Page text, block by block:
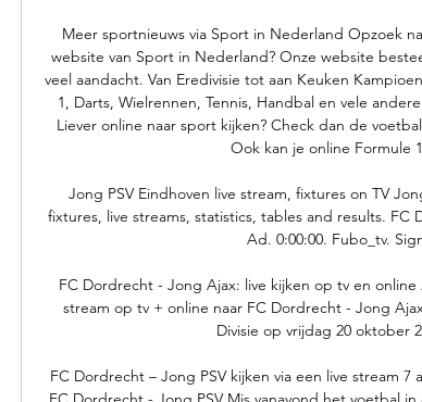
Meer sportnieuws via Sport in Nederland Opzoek
website van Sport in Nederland? Onze website
veel aandacht. Van Eredivisie tot aan Keuken
1, Darts, Wielrennen, Tennis, Handbal en vele
Liever online naar sport kijken? Check dan de
Ook kan je online Formule
Jong PSV Eindhoven live stream, fixtures on TV
fixtures, live streams, statistics, tables and results. FC
Ad. 0:00:00. Fubo_tv.
FC Dordrecht - Jong Ajax: live kijken op tv en
stream op tv + online naar FC Dordrecht - Jong
Divisie op vrijdag 20 oktober
FC Dordrecht – Jong PSV kijken via een live stream 7